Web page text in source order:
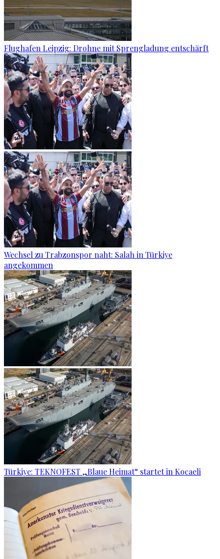
Flughafen Leipzig: Drohne mit Sprengladung entschärft
Wechsel zu Trabzonspor naht: Salah in Türkiye
angekommen
Türkiye: TEKNOFEST „Blaue Heimat“ startet in Kocaeli